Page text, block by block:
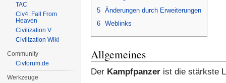
5 Änderungen durch Erweiterungen
6 Weblinks
Allgemeines
Der Kampfpanzer ist die stärkste
TAC
Civ4: Fall From
Heaven
Civilization V
Civilization Wiki
Community
Civforum.de
Werkzeuge